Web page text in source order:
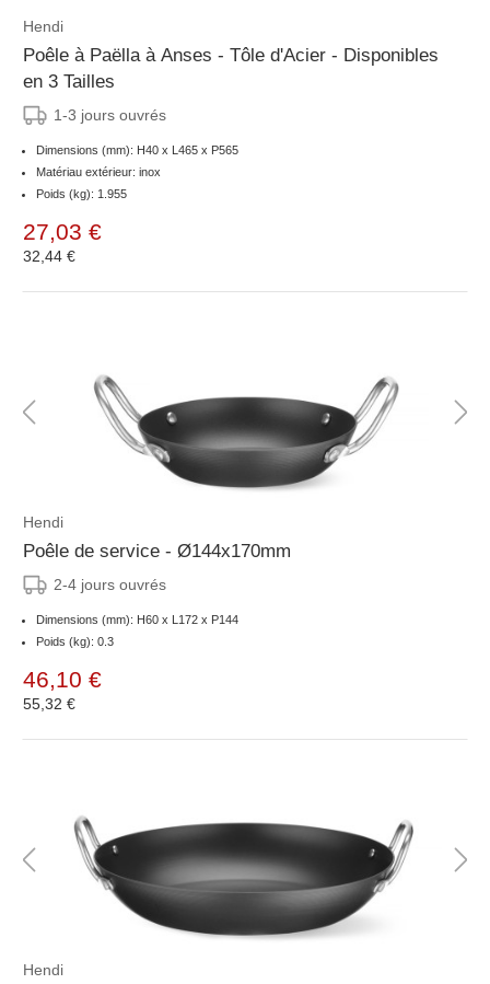
Hendi
Poêle à Paëlla à Anses - Tôle d'Acier - Disponibles
en 3 Tailles
1-3 jours ouvrés
Dimensions (mm): H40 x L465 x P565
Matériau extérieur: inox
Poids (kg): 1.955
27,03 €
32,44 €
Hendi
Poêle de service - Ø144x170mm
2-4 jours ouvrés
Dimensions (mm): H60 x L172 x P144
Poids (kg): 0.3
46,10 €
55,32 €
Hendi